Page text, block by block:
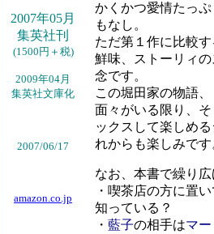
2007年05月
集英社刊
(1500円＋税)
2009年04月
集英社文庫化
2007/06/17
amazon.co.jp
かくかつ愛情たっ
もなし。
ただ第１作に比較
鮮味、ストーリィ
念です。
この堀田家の物語
面々がいる限り、
ックスして楽しめ
れからも楽しみです
なお、本書で繰り
・喫茶店の方に置
知っている？
・藍子の相手はマー